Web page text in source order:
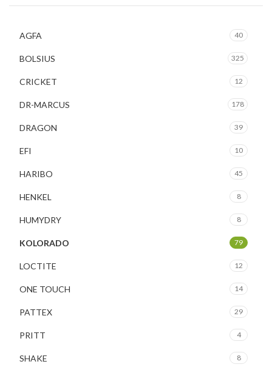
AGFA 40
BOLSIUS 325
CRICKET 12
DR-MARCUS 178
DRAGON 39
EFI 10
HARIBO 45
HENKEL 8
HUMYDRY 8
KOLORADO 79
LOCTITE 12
ONE TOUCH 14
PATTEX 29
PRITT 4
SHAKE 8